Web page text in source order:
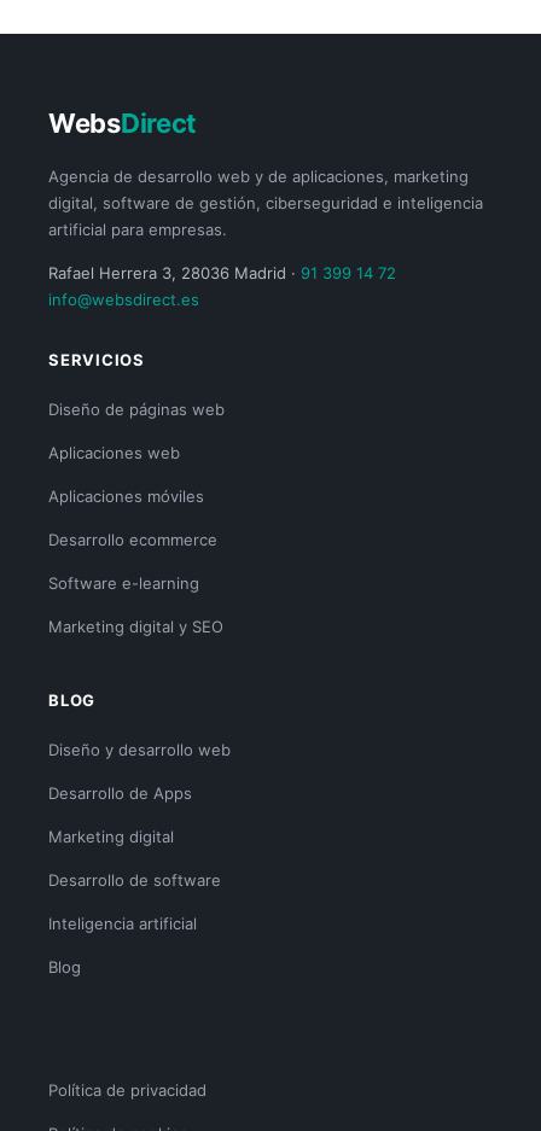
WebsDirect
Agencia de desarrollo web y de aplicaciones, marketing
digital, software de gestión, ciberseguridad e inteligencia
artificial para empresas.
Rafael Herrera 3, 28036 Madrid · 91 399 14 72
info@websdirect.es
SERVICIOS
Diseño de páginas web
Aplicaciones web
Aplicaciones móviles
Desarrollo ecommerce
Software e-learning
Marketing digital y SEO
BLOG
Diseño y desarrollo web
Desarrollo de Apps
Marketing digital
Desarrollo de software
Inteligencia artificial
Blog
Política de privacidad